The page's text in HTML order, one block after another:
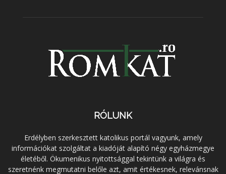
RÓLUNK
Erdélyben szerkesztett katolikus portál vagyunk, amely
információkat szolgáltat a kiadóját alapító négy egyházmegye
életéből. Ökumenikus nyitottsággal tekintünk a világra és
szeretnénk megmutatni belőle azt, amit értékesnek, relevánsnak